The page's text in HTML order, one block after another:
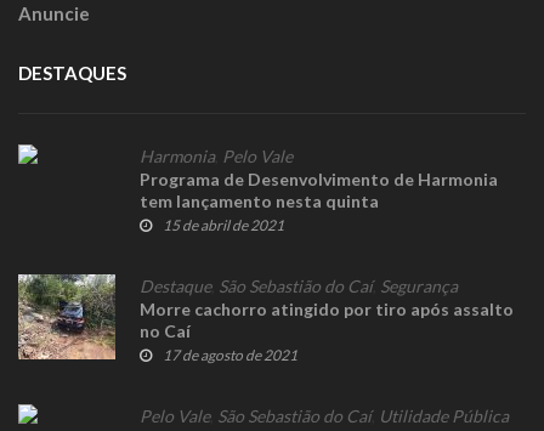
Anuncie
DESTAQUES
Harmonia, Pelo Vale
Programa de Desenvolvimento de Harmonia
tem lançamento nesta quinta
15 de abril de 2021
Destaque, São Sebastião do Caí, Segurança
Morre cachorro atingido por tiro após assalto
no Caí
17 de agosto de 2021
Pelo Vale, São Sebastião do Caí, Utilidade Pública